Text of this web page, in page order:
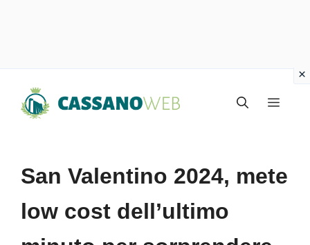
Menu
San Valentino 2024, mete
low cost dell’ultimo